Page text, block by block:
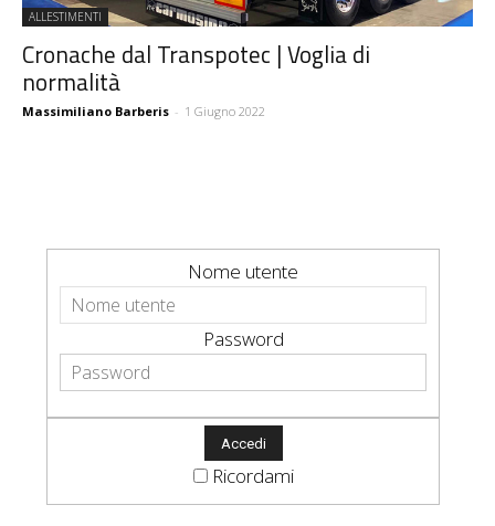
ALLESTIMENTI
Cronache dal Transpotec | Voglia di
normalità
Massimiliano Barberis - 1 Giugno 2022
Nome utente
Password
Ricordami